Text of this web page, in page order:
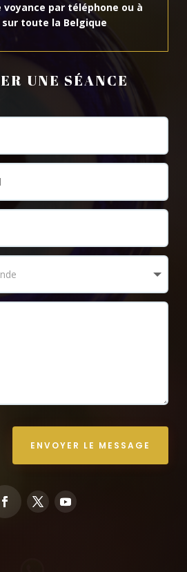
par téléphone ou à
toute la Belgique
UNE SÉANCE
ENVOYER LE MESSAGE